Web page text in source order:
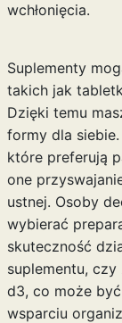
wchłonięcia.
Suplementy
takich jak
Dzięki temu
formy dla
które preferują
one
ustnej. Osoby
wybierać
skuteczność
suplementu,
d3, co może
wsparciu